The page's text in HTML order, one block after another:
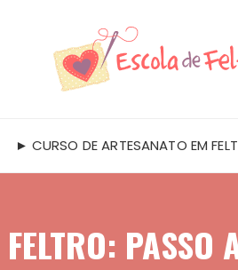
► CURSO DE ARTESANATO EM
PASSO